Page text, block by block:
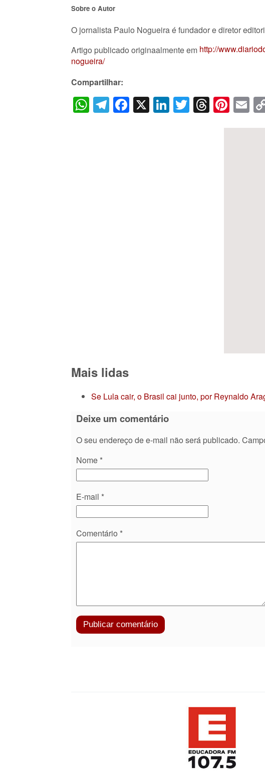
Sobre o Autor
O jornalista Paulo Nogueira é fundador e diretor
Artigo publicado originaalmente em http://
nogueira/
Compartilhar:
WhatsApp
Telegram
Facebook
X LinkedIn
Twitter
Mais lidas
Se Lula cair, o Brasil cai junto, por Reynaldo
Deixe um comentário
O seu endereço de e-mail não será publicado.
Nome *
E-mail *
Comentário *